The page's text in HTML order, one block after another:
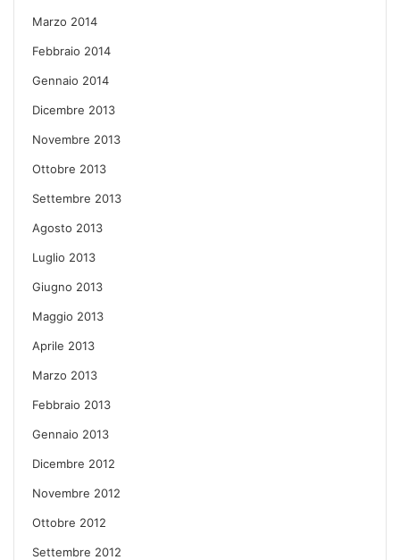
Marzo 2014
Febbraio 2014
Gennaio 2014
Dicembre 2013
Novembre 2013
Ottobre 2013
Settembre 2013
Agosto 2013
Luglio 2013
Giugno 2013
Maggio 2013
Aprile 2013
Marzo 2013
Febbraio 2013
Gennaio 2013
Dicembre 2012
Novembre 2012
Ottobre 2012
Settembre 2012